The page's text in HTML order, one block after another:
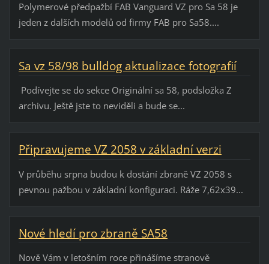
Polymerové předpažbí FAB Vanguard VZ pro Sa 58 je
jeden z dalších modelů od firmy FAB pro Sa58....
Sa vz 58/98 bulldog aktualizace fotografií
Podívejte se do sekce Originální sa 58, podsložka Z
archivu. Ještě jste to neviděli a bude se...
Připravujeme VZ 2058 v základní verzi
V průběhu srpna budou k dostání zbraně VZ 2058 s
pevnou pažbou v základní konfiguraci. Ráže 7,62x39...
Nové hledí pro zbraně SA58
Nově Vám v letošním roce přinášíme stranově